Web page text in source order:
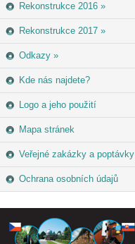
Rekonstrukce 2016 »
Rekonstrukce 2017 »
Odkazy »
Kde nás najdete?
Logo a jeho použití
Mapa stránek
Veřejné zakázky a poptávky
Ochrana osobních údajů